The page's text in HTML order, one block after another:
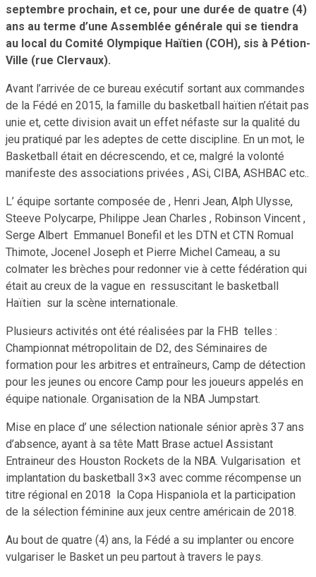
septembre prochain, et ce, pour une durée de quatre (4)
ans au terme d’une Assemblée générale qui se tiendra
au local du Comité Olympique Haïtien (COH), sis à Pétion-
Ville (rue Clervaux).
Avant l’arrivée de ce bureau exécutif sortant aux commandes
de la Fédé en 2015, la famille du basketball haïtien n’était pas
unie et, cette division avait un effet néfaste sur la qualité du
jeu pratiqué par les adeptes de cette discipline. En un mot, le
Basketball était en décrescendo, et ce, malgré la volonté
manifeste des associations privées , ASi, CIBA, ASHBAC etc..
L’ équipe sortante composée de , Henri Jean, Alph Ulysse,
Steeve Polycarpe, Philippe Jean Charles , Robinson Vincent ,
Serge Albert Emmanuel Bonefil et les DTN et CTN Romual
Thimote, Jocenel Joseph et Pierre Michel Cameau, a su
colmater les brèches pour redonner vie à cette fédération qui
était au creux de la vague en ressuscitant le basketball
Haïtien sur la scène internationale.
Plusieurs activités ont été réalisées par la FHB telles :
Championnat métropolitain de D2, des Séminaires de
formation pour les arbitres et entraîneurs, Camp de détection
pour les jeunes ou encore Camp pour les joueurs appelés en
équipe nationale. Organisation de la NBA Jumpstart.
Mise en place d’ une sélection nationale sénior après 37 ans
d’absence, ayant à sa tête Matt Brase actuel Assistant
Entraineur des Houston Rockets de la NBA. Vulgarisation et
implantation du basketball 3×3 avec comme récompense un
titre régional en 2018 la Copa Hispaniola et la participation
de la sélection féminine aux jeux centre américain de 2018.
Au bout de quatre (4) ans, la Fédé a su implanter ou encore
vulgariser le Basket un peu partout à travers le pays.